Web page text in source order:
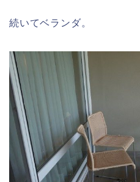
続いてベランダ。